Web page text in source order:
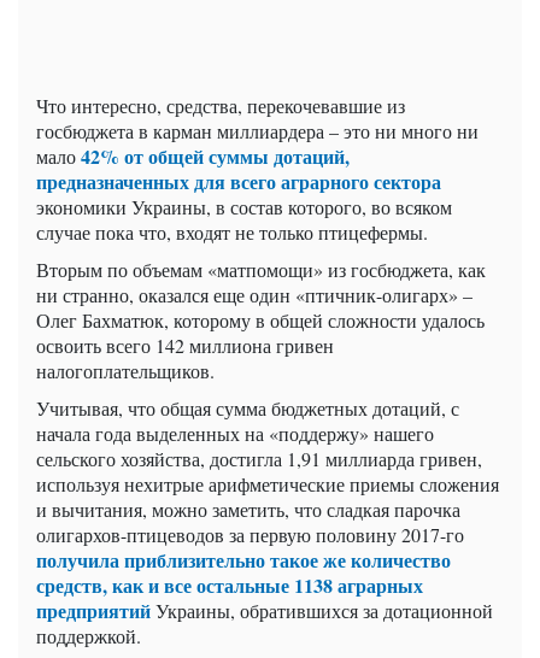
Что интересно, средства, перекочевавшие из
госбюджета в карман миллиардера – это ни много ни
мало42% от общей суммы дотаций,
предназначенных для всего аграрного сектора
экономики Украины, в состав которого, во всяком
случае пока что, входят не только птицефермы.
Вторым по объемам «матпомощи» из госбюджета, как
ни странно, оказался еще один «птичник-олигарх» –
Олег Бахматюк, которому в общей сложности удалось
освоить всего 142 миллиона гривен
налогоплательщиков.
Учитывая, что общая сумма бюджетных дотаций, с
начала года выделенных на «поддержу» нашего
сельского хозяйства, достигла 1,91 миллиарда гривен,
используя нехитрые арифметические приемы сложения
и вычитания, можно заметить, что сладкая парочка
олигархов-птицеводов за первую половину 2017-го
получила приблизительно такое же количество
средств, как и все остальные 1138 аграрных
предприятийУкраины, обратившихся за дотационной
поддержкой.